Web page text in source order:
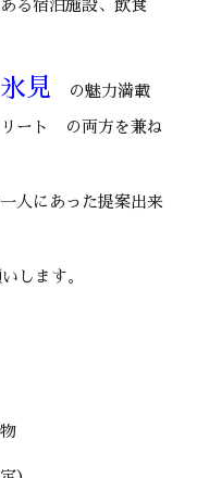
る宿泊施設、飲食
見 の魅力満載
ート の両方を兼ね
人にあった提案出来
します。